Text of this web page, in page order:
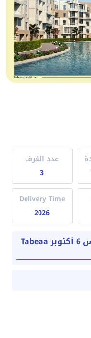
عدد الغرف
3
Delivery Time
2026
كمبوند طبيعة ريزيدنس 6 أكتوبر Tabeaa